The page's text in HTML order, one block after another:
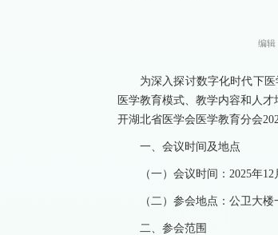
编辑
为深入探讨数字化时代下
医学教育模式、教学内容和人
开湖北省医学会医学教育分会
一、会议时间及地点
（一）会议时间：2025年12
（二）参会地点：公卫大
二、参会范围